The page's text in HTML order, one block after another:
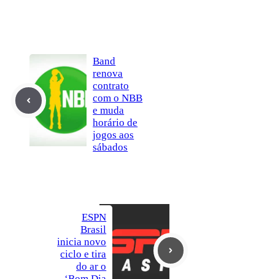
Band
renova
contrato
com o NBB
e muda
horário de
jogos aos
sábados
ESPN
Brasil
inicia novo
ciclo e tira
do ar o